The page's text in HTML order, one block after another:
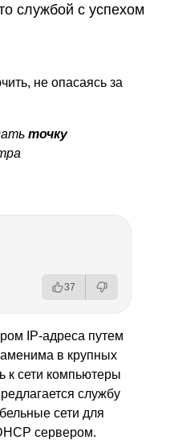
службой с успехом
не опасаясь за
точку
37
IP-адреса путем
в крупных
к сети компьютеры
службу
сети для
сервером.